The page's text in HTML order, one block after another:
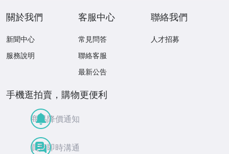
關於我們
新聞中心
服務說明
客服中心
常見問答
聯絡客服
最新公告
聯絡我們
人才招募
手機逛拍賣，購物更便利
商品降價通知
買賣即時溝通